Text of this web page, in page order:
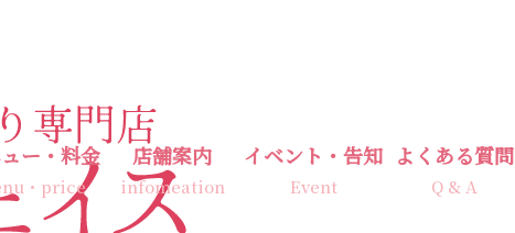
ー・料金
・price
店舗案内
infomeation
イベント・告知
Event
よくある質問
Q & A